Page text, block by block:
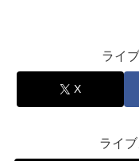
ライ
X
ライ